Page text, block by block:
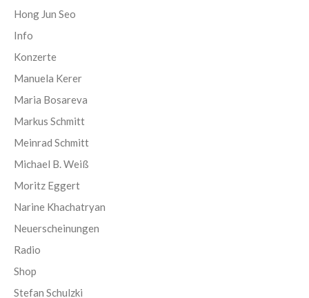
Hong Jun Seo
Info
Konzerte
Manuela Kerer
Maria Bosareva
Markus Schmitt
Meinrad Schmitt
Michael B. Weiß
Moritz Eggert
Narine Khachatryan
Neuerscheinungen
Radio
Shop
Stefan Schulzki